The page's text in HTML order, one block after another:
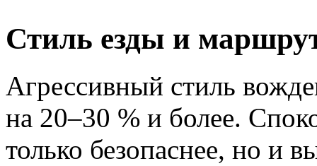
Стиль езды и
Агрессивный стиль
на 20–30 % и более.
только безопаснее, но и